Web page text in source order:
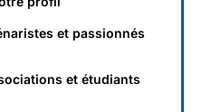
et passionnés
et étudiants